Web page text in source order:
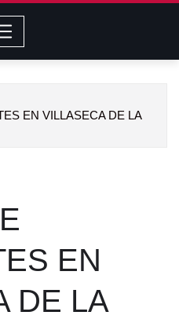
EN VILLASECA DE LA
EN
DE LA